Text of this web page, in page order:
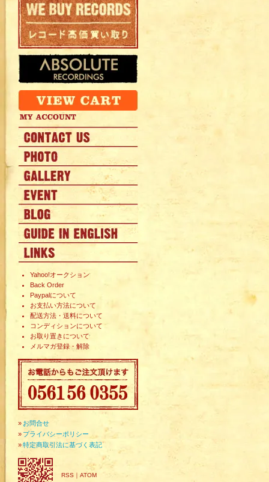
Yahoo!オークション
Back Order
Paypalについて
お支払い方法について
配送方法・送料について
コンディションについて
お取り置きについて
メルマガ登録・解除
» お問合せ
» プライバシーポリシー
»特定商取引法に基づく表記
RSS ｜ ATOM